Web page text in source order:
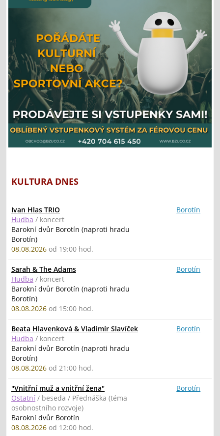
KULTURA DNES
Ivan Hlas TRIO
Hudba / koncert
Barokní dvůr Borotín (naproti hradu
Borotín)
08.08.2026 od 19:00 hod.
Borotín
Sarah & The Adams
Hudba / koncert
Barokní dvůr Borotín (naproti hradu
Borotín)
08.08.2026 od 15:00 hod.
Borotín
Beata Hlavenková & Vladimír Slavíček
Hudba / koncert
Barokní dvůr Borotín (naproti hradu
Borotín)
08.08.2026 od 21:00 hod.
Borotín
"Vnitřní muž a vnitřní žena"
Ostatní / beseda / Přednáška (téma
osobnostního rozvoje)
Barokní dvůr Borotín
08.08.2026 od 12:00 hod.
Borotín